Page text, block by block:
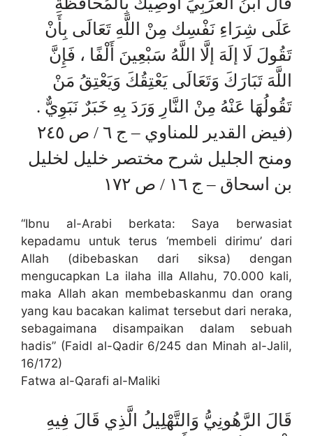
عَلَى شِرَاءِ نَفْسِك مِنْ اللَّهِ تَعَالَى بِأَنْ
تَقُولَ لَا إلَهَ إلَّا اللَّهُ سَبْعِينَ أَلْفًا ، فَإِنَّ
اللَّهَ تَبَارَكَ وَتَعَالَى يَعْتِقُكَ وَيَعْتِقُ مَنْ
تَقُولُهَا عَنْهُ مِنْ النَّارِ وَرَدَ بِهِ خَبَرٌ نَبَوِيٌّ .
(فيض القدير للمناوي – ج ٦ / ص ٢٤٥
ومنح الجليل شرح مختصر خليل لخليل
بن اسحاق – ج ١٦ / ص ١٧٢
“Ibnu al-Arabi berkata: Saya berwasiat
kepadamu untuk terus ‘membeli dirimu’ dari
Allah (dibebaskan dari siksa) dengan
mengucapkan La ilaha illa Allahu, 70.000 kali,
maka Allah akan membebaskanmu dan orang
yang kau bacakan kalimat tersebut dari neraka,
sebagaimana disampaikan dalam sebuah
hadis” (Faidl al-Qadir 6/245 dan Minah al-Jalil,
16/172)
Fatwa al-Qarafi al-Maliki
قَالَ الرَّهُونِيُّ وَالتَّهْلِيلُ الَّذِي قَالَ فِيهِ